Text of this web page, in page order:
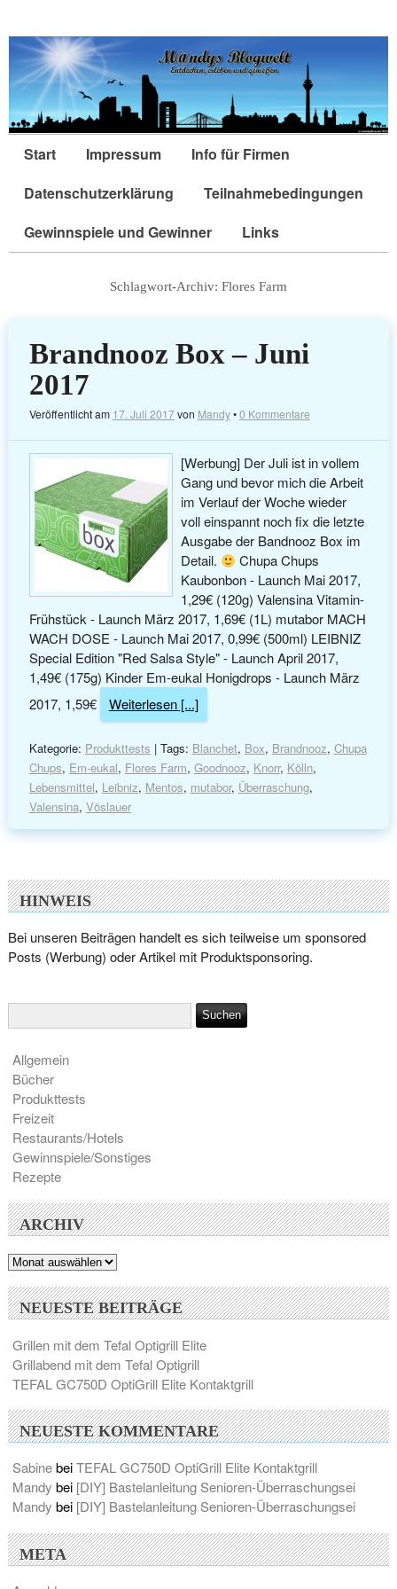
Start Impressum
Info für Firmen
Datenschutzerklärung
Teilnahmebedingungen
Gewinnspiele und Gewinner
Links
Schlagwort-Archiv: Flores Farm
Brandnooz Box – Juni
2017
Veröffentlicht am 17. Juli 2017von Mandy•0 Kommentare
[Werbung] Der Juli ist in vollem
Gang und bevor mich die Arbeit
im Verlauf der Woche wieder
voll einspannt noch fix die letzte
Ausgabe der Bandnooz Box im
Detail.
Chupa Chups
Kaubonbon - Launch Mai 2017,
1,29€ (120g) Valensina Vitamin-
Frühstück - Launch März 2017, 1,69€ (1L) mutabor MACH
WACH DOSE - Launch Mai 2017, 0,99€ (500ml) LEIBNIZ
Special Edition "Red Salsa Style" - Launch April 2017,
1,49€ (175g) Kinder Em-eukal Honigdrops - Launch März
2017, 1,59€
Weiterlesen [...]
Kategorie: Produkttests | Tags: Blanchet, Box, Brandnooz, Chupa
Chups, Em-eukal, Flores Farm, Goodnooz, Knorr, Kölln,
Lebensmittel, Leibniz, Mentos, mutabor, Überraschung,
Valensina, Vöslauer
HINWEIS
Bei unseren Beiträgen handelt es sich teilweise um sponsored
Posts (Werbung) oder Artikel mit Produktsponsoring.
Allgemein
Bücher
Produkttests
Freizeit
Restaurants/Hotels
Gewinnspiele/Sonstiges
Rezepte
ARCHIV
Archiv
NEUESTE BEITRÄGE
Grillen mit dem Tefal Optigrill Elite
Grillabend mit dem Tefal Optigrill
TEFAL GC750D OptiGrill Elite Kontaktgrill
NEUESTE KOMMENTARE
SabinebeiTEFAL GC750D OptiGrill Elite Kontaktgrill
Mandy bei [DIY] Bastelanleitung Senioren-Überraschungsei
Mandy bei [DIY] Bastelanleitung Senioren-Überraschungsei
META